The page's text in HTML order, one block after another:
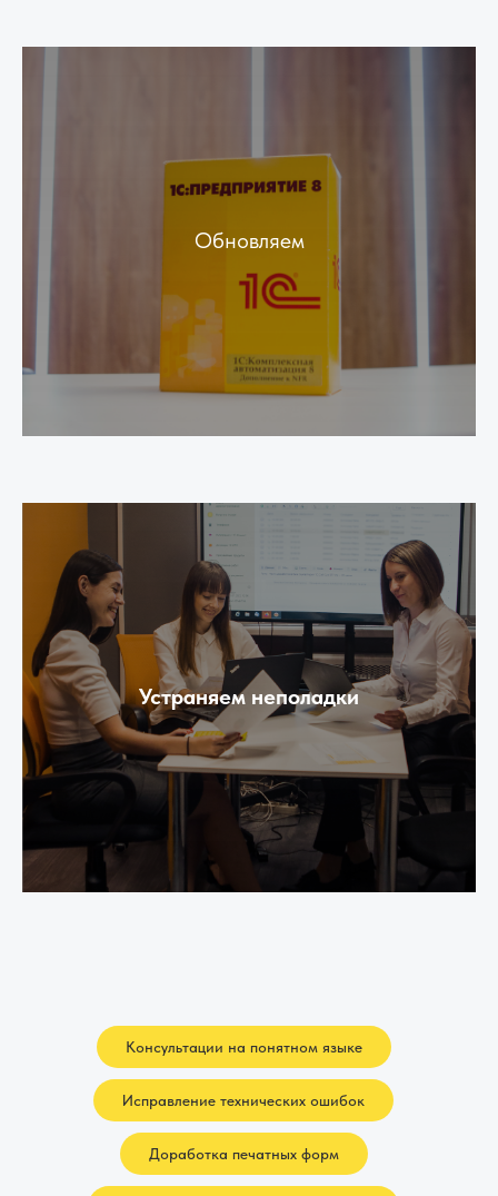
Обновляем
Устраняем неполадки
Консультации на понятном языке
Исправление технических ошибок
Доработка печатных форм